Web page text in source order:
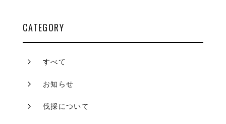
CATEGORY
すべて
お知らせ
伐採について